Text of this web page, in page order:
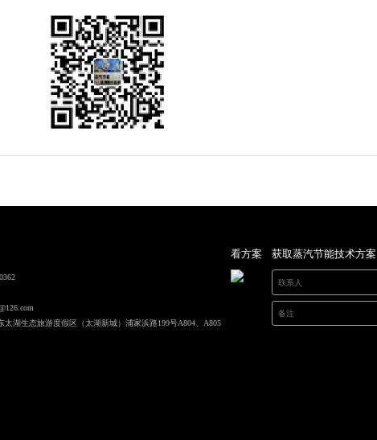
太湖生态旅游度假区（太湖新城）浦家浜路199号A804、A805
看方案 获取蒸汽节能技术方案